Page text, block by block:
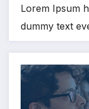
Lorem Ipsum
dummy text